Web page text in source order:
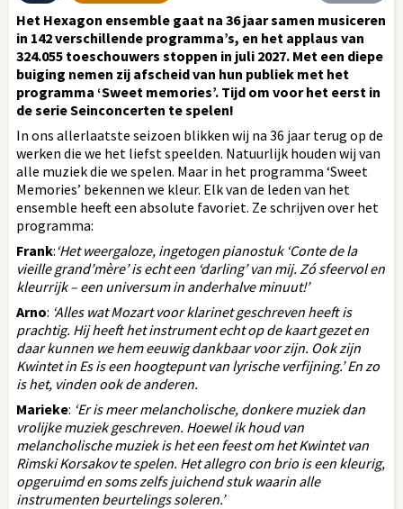
Het Hexagon ensemble gaat na 36 jaar samen musiceren
in 142 verschillende programma’s, en het applaus van
324.055 toeschouwers stoppen in juli 2027. Met een diepe
buiging nemen zij afscheid van hun publiek met het
programma ‘Sweet memories’. Tijd om voor het eerst in
de serie Seinconcerten te spelen!
In ons allerlaatste seizoen blikken wij na 36 jaar terug op de
werken die we het liefst speelden. Natuurlijk houden wij van
alle muziek die we spelen. Maar in het programma ‘Sweet
Memories’ bekennen we kleur. Elk van de leden van het
ensemble heeft een absolute favoriet. Ze schrijven over het
programma:
Frank: ‘Het weergaloze, ingetogen pianostuk ‘Conte de la
vieille grand’mère’ is echt een ‘darling’ van mij. Zó sfeervol en
kleurrijk – een universum in anderhalve minuut!’
Arno: ‘Alles wat Mozart voor klarinet geschreven heeft is
prachtig. Hij heeft het instrument echt op de kaart gezet en
daar kunnen we hem eeuwig dankbaar voor zijn. Ook zijn
Kwintet in Es is een hoogtepunt van lyrische verfijning.’ En zo
is het, vinden ook de anderen.
Marieke: ‘Er is meer melancholische, donkere muziek dan
vrolijke muziek geschreven. Hoewel ik houd van
melancholische muziek is het een feest om het Kwintet van
Rimski Korsakov te spelen. Het allegro con brio is een kleurig,
opgeruimd en soms zelfs juichend stuk waarin alle
instrumenten beurtelings soleren.’